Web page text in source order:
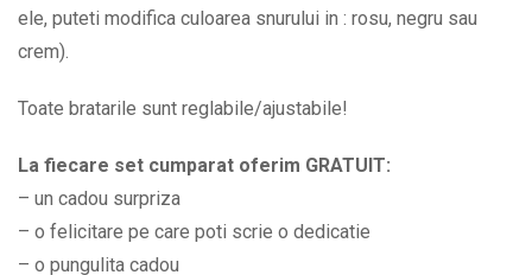
ele, puteti modifica culoarea snurului in : rosu, negru sau
crem).
Toate bratarile sunt reglabile/ajustabile!
La fiecare set cumparat oferim GRATUIT:
– un cadou surpriza
– o felicitare pe care poti scrie o dedicatie
– o pungulita cadou